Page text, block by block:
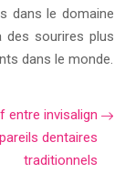
dans le domaine
des sourires plus
dans le monde.
entre invisalign
dentaires
traditionnels